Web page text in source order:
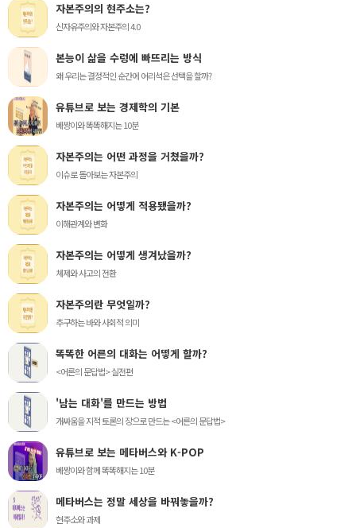
자본주의의 현주소는?
신자유주의와 자본주의 4.0
본능이 삶을 수렁에 빠뜨리는 방식
왜 우리는 결정적인 순간에 어리석은 선택을 할까?
유튜브로 보는 경제학의 기본
베짱이와 똑똑해지는 10분
자본주의는 어떤 과정을 거쳤을까?
이슈로 돌아보는 자본주의
자본주의는 어떻게 적용됐을까?
이해관계와 변화
자본주의는 어떻게 생겨났을까?
체제와 사고의 전환
자본주의란 무엇일까?
추구하는 바와 사회적 의미
똑똑한 어른의 대화는 어떻게 할까?
<어른의 문답법> 실전편
'남는 대화'를 만드는 방법
개싸움을 지적 토론의 장으로 만드는 <어른의 문답법>
유튜브로 보는 메타버스와 K-POP
베짱이와 함께 똑똑해지는 10분
메타버스는 정말 세상을 바꿔놓을까?
현주소와 과제